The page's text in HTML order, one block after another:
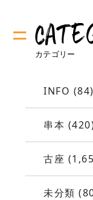
INFO (84)
串本
古座
未分類